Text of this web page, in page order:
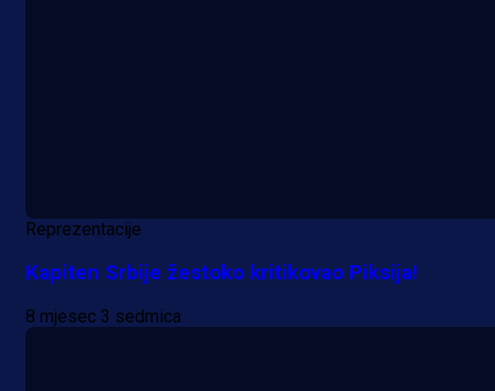
Reprezentacije
Kapiten Srbije žestoko kritikovao Piksija!
8 mjesec 3 sedmica